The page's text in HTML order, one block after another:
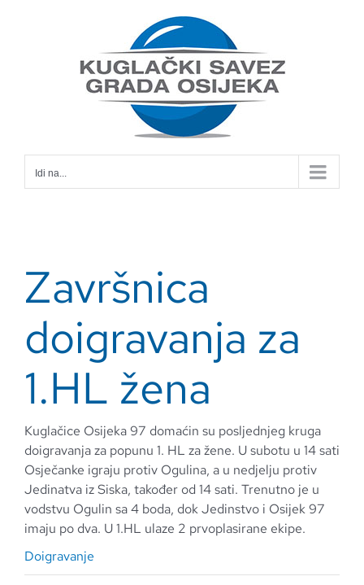
Idi na...
Završnica
doigravanja za
1.HL žena
Kuglačice Osijeka 97 domaćin su posljednjeg kruga
doigravanja za popunu 1. HL za žene. U subotu u 14 sati
Osječanke igraju protiv Ogulina, a u nedjelju protiv
Jedinatva iz Siska, također od 14 sati. Trenutno je u
vodstvu Ogulin sa 4 boda, dok Jedinstvo i Osijek 97
imaju po dva. U 1.HL ulaze 2 prvoplasirane ekipe.
Doigravanje